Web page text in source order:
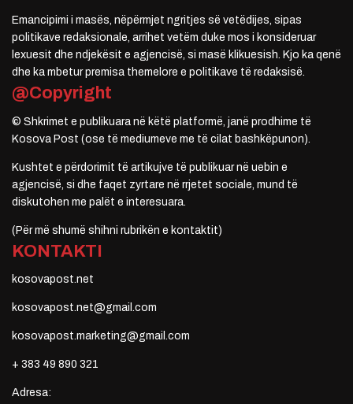
Emancipimi i masës, nëpërmjet ngritjes së vetëdijes, sipas
politikave redaksionale, arrihet vetëm duke mos i konsideruar
lexuesit dhe ndjekësit e agjencisë, si masë klikuesish. Kjo ka qenë
dhe ka mbetur premisa themelore e politikave të redaksisë.
@Copyright
© Shkrimet e publikuara në këtë platformë, janë prodhime të
Kosova Post (ose të mediumeve me të cilat bashkëpunon).
Kushtet e përdorimit të artikujve të publikuar në uebin e
agjencisë, si dhe faqet zyrtare në rrjetet sociale, mund të
diskutohen me palët e interesuara.
(Për më shumë shihni rubrikën e kontaktit)
KONTAKTI
kosovapost.net
kosovapost.net@gmail.com
kosovapost.marketing@gmail.com
+ 383 49 890 321
Adresa: